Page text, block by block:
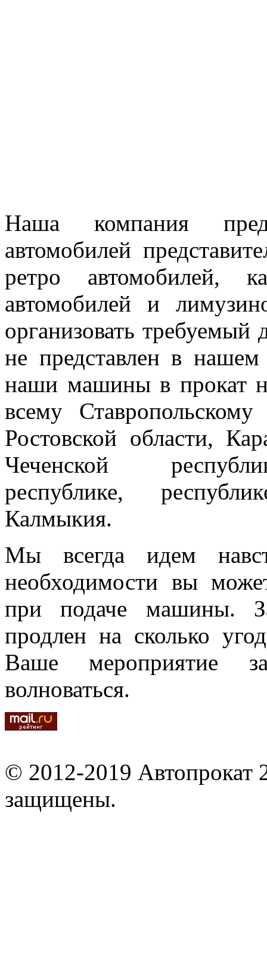
Наша компания
автомобилей
ретро автомобилей,
автомобилей и
организовать требуемый
не представлен в
наши машины в прокат
всему
Ростовской области,
Чеченской
республике,
Калмыкия.
Мы всегда идем
необходимости вы
при подаче машины.
продлен на сколько
Ваше мероприятие
волноваться.
© 2012-2019 Автопрокат
защищены.